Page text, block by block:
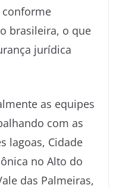
brasileira, o que
jurídica
as equipes
com as
lagoas, Cidade
no Alto do
das Palmeiras,